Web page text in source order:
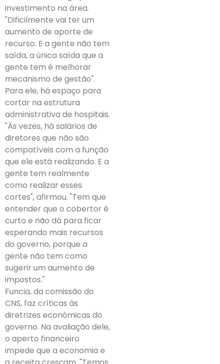
investimento na área.
"Dificilmente vai ter um
aumento de aporte de
recurso. E a gente não tem
saída, a única saída que a
gente tem é melhorar
mecanismo de gestão".
Para ele, há espaço para
cortar na estrutura
administrativa de hospitais.
"Às vezes, há salários de
diretores que não são
compatíveis com a função
que ele está realizando. E a
gente tem realmente
como realizar esses
cortes", afirmou. "Tem que
entender que o cobertor é
curto e não dá para ficar
esperando mais recursos
do governo, porque a
gente não tem como
sugerir um aumento de
impostos."
Funcia, da comissão do
CNS, faz críticas às
diretrizes econômicas do
governo. Na avaliação dele,
o aperto financeiro
impede que a economia e